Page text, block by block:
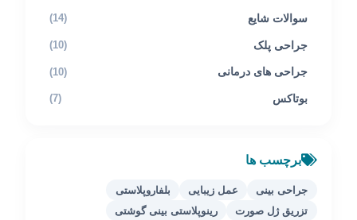
سوالات شایع (14)
جراحی پلک (10)
جراحی های درمانی (10)
بوتاکس (7)
برچسب ها
جراحی بینی عمل زیبایی
بلفاروپلاستی
تزریق ژل صورت
رینوپلاستی بینی گوشتی